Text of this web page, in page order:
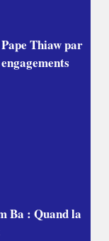
Thiaw par
Ba : Quand la